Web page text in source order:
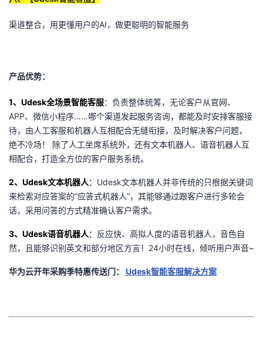
渠道整合，用更懂用户的AI，做更聪明的智能服务
产品优势：
1、Udesk全场景智能客服：负责整体统筹，无论客户从官网、
APP、微信小程序……哪个渠道发起服务咨询，都能及时安排客服接
待，由人工客服和机器人互相配合无缝衔接，及时解决客户问题，
绝不冷场！ 除了人工坐席系统外，还有文本机器人、语音机器人互
相配合，打造全方位的客户服务系统。
2、Udesk文本机器人： Udesk文本机器人并非传统的只根据关键词
来检索对应答案的“应答式机器人”，其能够通过跟客户进行多轮会
话，采用问答的方式精准确认客户需求。
3、Udesk语音机器人： 反应快、高拟人度的语音机器人，音色自
然，且能够识别英文和部分地区方言！24小时在线，倾听用户声音~
华为云开年采购季特惠传送门： Udesk智能客服解决方案